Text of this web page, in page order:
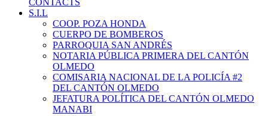
S.I.L
COOP. POZA HONDA
CUERPO DE BOMBEROS
PARROQUIA SAN ANDRÉS
NOTARIA PÚBLICA PRIMERA DEL CANTÓN
OLMEDO
COMISARIA NACIONAL DE LA POLICÍA #2
DEL CANTÓN OLMEDO
JEFATURA POLÍTICA DEL CANTÓN OLMEDO
MANABI